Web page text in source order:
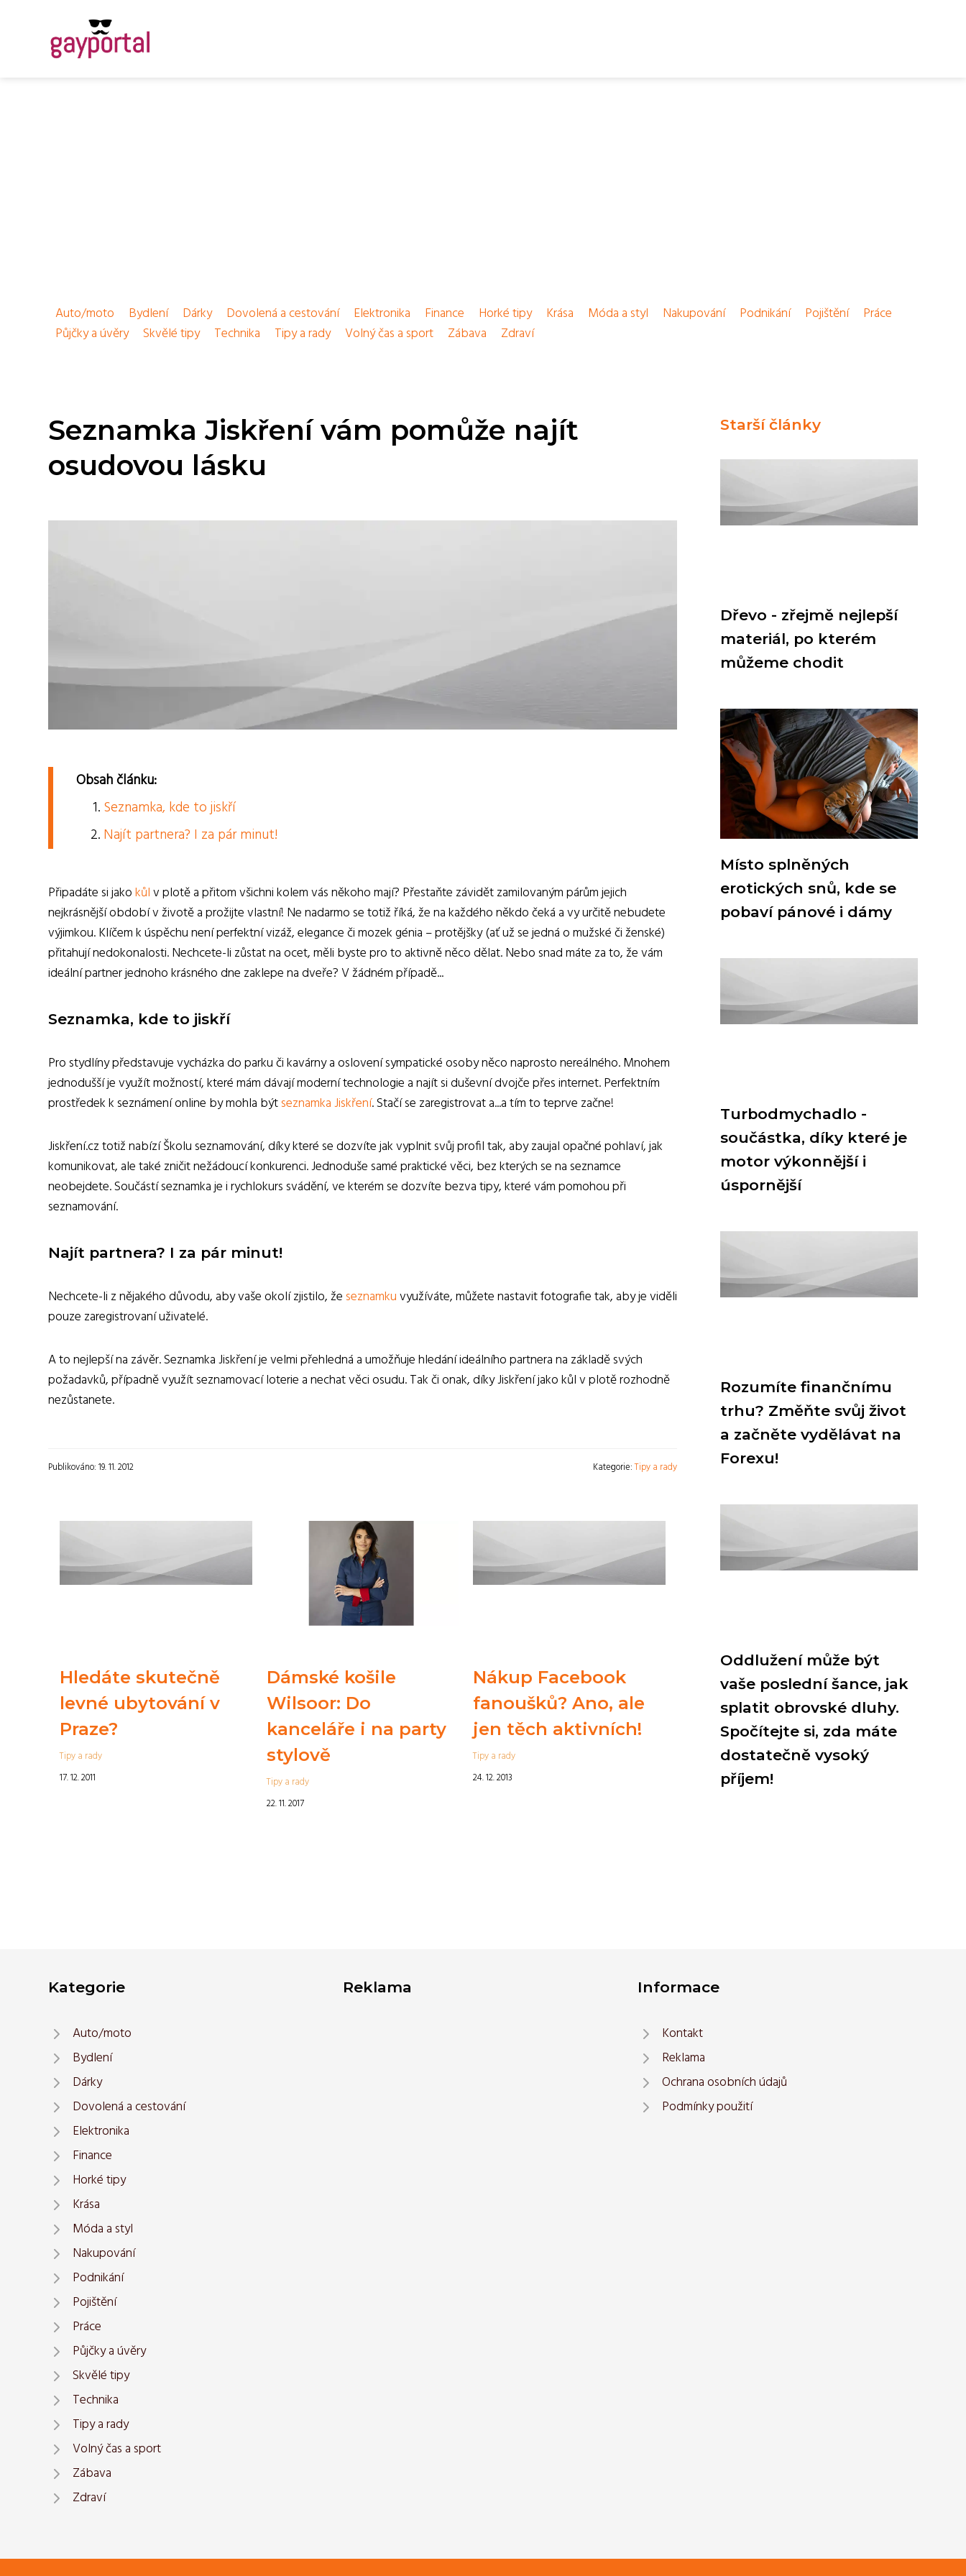
Auto/moto Bydlení Dárky Dovolená a cestování Elektronika Finance Horké tipy Krása Móda a styl Nakupování Podnikání Pojištění
Práce
Půjčky a úvěry
Skvělé tipy Technika Tipy a rady Volný čas a sport Zábava Zdraví
Seznamka Jiskření vám pomůže najít
osudovou lásku
Obsah článku:
Seznamka, kde to jiskří
Najít partnera? I za pár minut!
Připadáte si jakokůlv plotě a přitom všichni kolem vás někoho mají? Přestaňte závidět zamilovaným párům jejich
nejkrásnější období v životě a prožijte vlastní! Ne nadarmo se totiž říká, že na každého někdo čeká a vy určitě nebudete
výjimkou. Klíčem k úspěchu není perfektní vizáž, elegance či mozek génia – protějšky (ať už se jedná o mužské či ženské)
přitahují nedokonalosti. Nechcete-li zůstat na ocet, měli byste pro to aktivně něco dělat. Nebo snad máte za to, že vám
ideální partner jednoho krásného dne zaklepe na dveře? V žádném případě...
Seznamka, kde to jiskří
Pro stydlíny představuje vycházka do parku či kavárny a oslovení sympatické osoby něco naprosto nereálného. Mnohem
jednodušší je využít možností, které mám dávají moderní technologie a najít si duševní dvojče přes internet. Perfektním
prostředek k seznámení online by mohla býtseznamka Jiskření. Stačí se zaregistrovat a...a tím to teprve začne!
Jiskření.cz totiž nabízí Školu seznamování, díky které se dozvíte jak vyplnit svůj profil tak, aby zaujal opačné pohlaví, jak
komunikovat, ale také zničit nežádoucí konkurenci. Jednoduše samé praktické věci, bez kterých se na seznamce
neobejdete. Součástí seznamka je i rychlokurs svádění, ve kterém se dozvíte bezva tipy, které vám pomohou při
seznamování.
Najít partnera? I za pár minut!
Nechcete-li z nějakého důvodu, aby vaše okolí zjistilo, žeseznamkuvyužíváte, můžete nastavit fotografie tak, aby je viděli
pouze zaregistrovaní uživatelé.
A to nejlepší na závěr. Seznamka Jiskření je velmi přehledná a umožňuje hledání ideálního partnera na základě svých
požadavků, případně využít seznamovací loterie a nechat věci osudu. Tak či onak, díky Jiskření jako kůl v plotě rozhodně
nezůstanete.
Publikováno: 19. 11. 2012 Kategorie:Tipy a rady
Hledáte skutečně
levné ubytování v
Praze?
Tipy a rady
17. 12. 2011
Dámské košile
Wilsoor: Do
kanceláře i na party
stylově
Tipy a rady
22. 11. 2017
Nákup Facebook
fanoušků? Ano, ale
jen těch aktivních!
Tipy a rady
24. 12. 2013
Starší články
Dřevo - zřejmě nejlepší
materiál, po kterém
můžeme chodit
Místo splněných
erotických snů, kde se
pobaví pánové i dámy
Turbodmychadlo -
součástka, díky které je
motor výkonnější i
úspornější
Rozumíte finančnímu
trhu? Změňte svůj život
a začněte vydělávat na
Forexu!
Oddlužení může být
vaše poslední šance, jak
splatit obrovské dluhy.
Spočítejte si, zda máte
dostatečně vysoký
příjem!
Kategorie
Auto/moto
Bydlení
Dárky
Dovolená a cestování
Elektronika
Finance
Horké tipy
Krása
Móda a styl
Nakupování
Podnikání
Pojištění
Práce
Půjčky a úvěry
Skvělé tipy
Technika
Tipy a rady
Volný čas a sport
Zábava
Zdraví
Reklama Informace
Kontakt
Reklama
Ochrana osobních údajů
Podmínky použití